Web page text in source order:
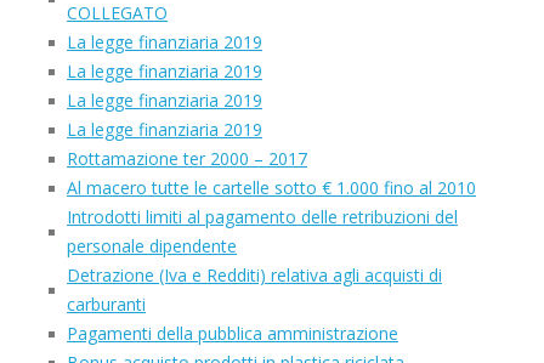
COLLEGATO
La legge finanziaria 2019
La legge finanziaria 2019
La legge finanziaria 2019
La legge finanziaria 2019
Rottamazione ter 2000 – 2017
Al macero tutte le cartelle sotto € 1.000 fino al 2010
Introdotti limiti al pagamento delle retribuzioni del
personale dipendente
Detrazione (Iva e Redditi) relativa agli acquisti di
carburanti
Pagamenti della pubblica amministrazione